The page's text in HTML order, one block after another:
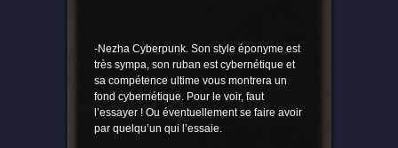
-Nezha Cyberpunk. Son style éponyme est
très sympa, son ruban est cybernétique et
sa compétence ultime vous montrera un
fond cybernétique. Pour le voir, faut
l’essayer ! Ou éventuellement se faire avoir
par quelqu’un qui l’essaie.